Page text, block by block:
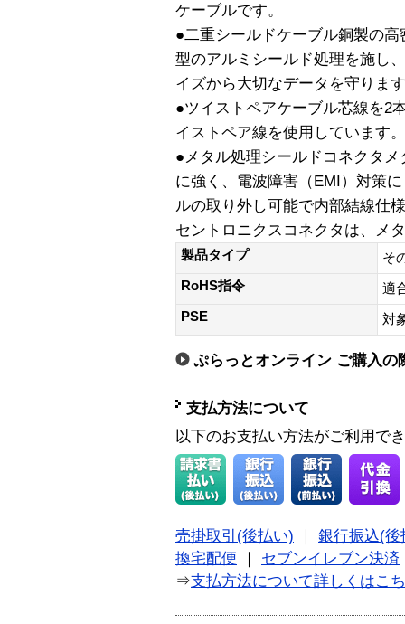
ケーブルです。
●二重シールドケーブル銅製の
型のアルミシールド処理を施し
イズから大切なデータを守りま
●ツイストペアケーブル芯線を2
イストペア線を使用しています。
●メタル処理シールドコネクタ
に強く、電波障害（EMI）対策
ルの取り外し可能で内部結線仕
セントロニクスコネクタは、メ
製品タイプ
そ
RoHS指令
適
PSE
対
ぷらっとオンライン ご購入の
支払方法について
以下のお支払い方法がご利用で
売掛取引(後払い)
銀行振込(後
換宅配便
セブンイレブン決済
⇒支払方法について詳しくはこ